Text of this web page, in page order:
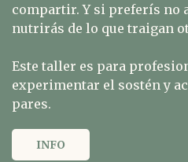
compartir. Y si preferís no
nutrirás de lo que traigan
Este taller es para
experimentar el sostén y
pares.
INFO